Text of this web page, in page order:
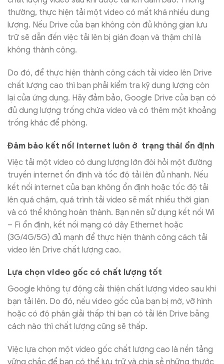
thường, thực hiện tải một video có mất khá nhiều dung
lượng. Nếu Drive của bạn không còn đủ không gian lưu
trữ sẽ dẫn đến việc tải lên bị gián đoạn và thậm chí là
không thành công.
Do đó, để thực hiện thành công cách tải video lên Drive
chất lượng cao thì bạn phải kiểm tra kỹ dung lượng còn
lại của ứng dụng. Hãy đảm bảo, Google Drive của bạn có
đủ dung lượng trống chứa video và có thêm một khoảng
trống khác để phòng.
Đảm bảo kết nối internet luôn ở trạng thái ổn định
Việc tải một video có dung lượng lớn đòi hỏi một đường
truyền internet ổn định và tốc độ tải lên đủ nhanh. Nếu
kết nối internet của bạn không ổn định hoặc tốc độ tải
lên quá chậm, quá trình tải video sẽ mất nhiều thời gian
và có thể không hoàn thành. Bạn nên sử dụng kết nối Wi
– Fi ổn định, kết nối mạng có dây Ethernet hoặc
(3G/4G/5G) đủ mạnh để thực hiện thành công cách tải
video lên Drive chất lượng cao.
Lựa chọn video gốc có chất lượng tốt
Google không tự động cải thiện chất lượng video sau khi
bạn tải lên. Do đó, nếu video gốc của bạn bị mờ, vỡ hình
hoặc có độ phân giải thấp thì bạn có tải lên Drive bằng
cách nào thì chất lượng cũng sẽ thấp.
Việc lựa chọn một video gốc chất lượng cao là nền tảng